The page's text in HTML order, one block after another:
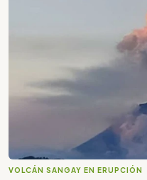
VOLCÁN SANGAY EN ERUPCIÓN